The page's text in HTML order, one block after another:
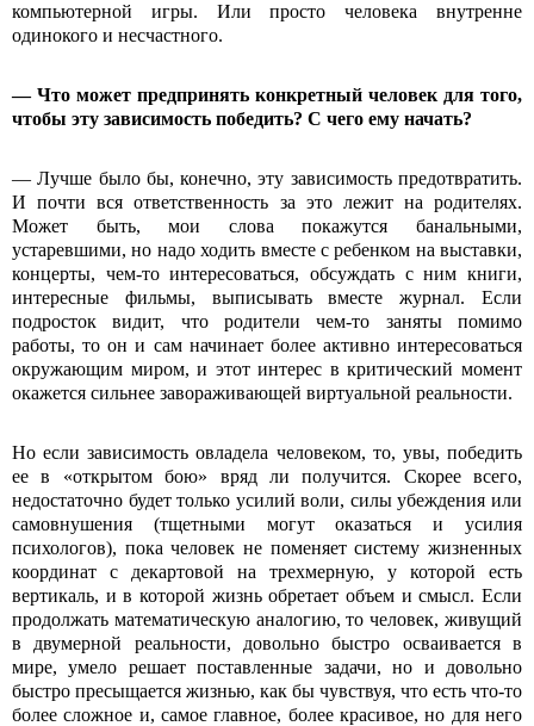
компьютерной игры. Или просто человека внутренне
одинокого и несчастного.
— Что может предпринять конкретный человек для того,
чтобы эту зависимость победить? С чего ему начать?
— Лучше было бы, конечно, эту зависимость предотвратить.
И почти вся ответственность за это лежит на родителях.
Может быть, мои слова покажутся банальными,
устаревшими, но надо ходить вместе с ребенком на выставки,
концерты, чем-то интересоваться, обсуждать с ним книги,
интересные фильмы, выписывать вместе журнал. Если
подросток видит, что родители чем-то заняты помимо
работы, то он и сам начинает более активно интересоваться
окружающим миром, и этот интерес в критический момент
окажется сильнее завораживающей виртуальной реальности.
Но если зависимость овладела человеком, то, увы, победить
ее в «открытом бою» вряд ли получится. Скорее всего,
недостаточно будет только усилий воли, силы убеждения или
самовнушения (тщетными могут оказаться и усилия
психологов), пока человек не поменяет систему жизненных
координат с декартовой на трехмерную, у которой есть
вертикаль, и в которой жизнь обретает объем и смысл. Если
продолжать математическую аналогию, то человек, живущий
в двумерной реальности, довольно быстро осваивается в
мире, умело решает поставленные задачи, но и довольно
быстро пресыщается жизнью, как бы чувствуя, что есть что-то
более сложное и, самое главное, более красивое, но для него